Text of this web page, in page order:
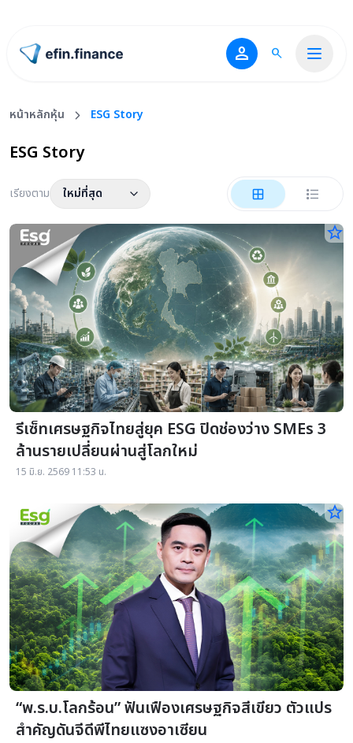
ไปหน้าแรก person search
หน้าหลักหุ้น ESG Story
ESG Story
เรียงตาม ใหม่ที่สุด
star_border
รีเซ็ทเศรษฐกิจไทยสู่ยุค ESG ปิดช่องว่าง SMEs 3
ล้านรายเปลี่ยนผ่านสู่โลกใหม่
15 มิ.ย. 2569 11:53 น.
star_border
“พ.ร.บ.โลกร้อน” ฟันเฟืองเศรษฐกิจสีเขียว ตัวแปร
สำคัญดันจีดีพีไทยแซงอาเซียน